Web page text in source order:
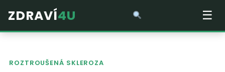
ZDRAVÍ4U ☰
ROZTROUŠENÁ SKLEROZA